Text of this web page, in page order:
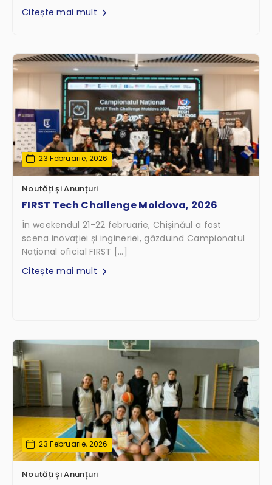
Citește mai mult
23 Februarie, 2026
Noutăți și Anunțuri
FIRST Tech Challenge Moldova, 2026
În weekendul 21-22 februarie, Chișinăul a fost
scena inovației și ingineriei, găzduind Campionatul
Național oficial FIRST […]
Citește mai mult
23 Februarie, 2026
Noutăți și Anunțuri